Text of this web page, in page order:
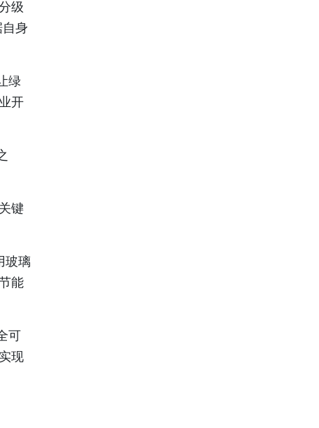
级
身
绿
开
键
玻璃
能
可
现